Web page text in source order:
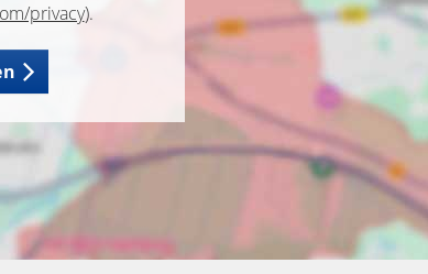
privacy).